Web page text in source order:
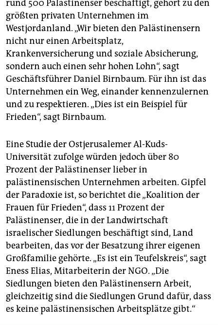
rund 500 Palästinenser beschäftigt, gehört zu den
größten privaten Unternehmen im
Westjordanland. „Wir bieten den Palästinensern
nicht nur einen Arbeitsplatz,
Krankenversicherung und soziale Absicherung,
sondern auch einen sehr hohen Lohn“, sagt
Geschäftsführer Daniel Birnbaum. Für ihn ist das
Unternehmen ein Weg, einander kennenzulernen
und zu respektieren. „Dies ist ein Beispiel für
Frieden“, sagt Birnbaum.
Eine Studie der Ostjerusalemer Al-Kuds-
Universität zufolge würden jedoch über 80
Prozent der Palästinenser lieber in
palästinensischen Unternehmen arbeiten. Gipfel
der Paradoxie ist, so berichtet die „Koalition der
Frauen für Frieden“, dass 11 Prozent der
Palästinenser, die in der Landwirtschaft
israelischer Siedlungen beschäftigt sind, Land
bearbeiten, das vor der Besatzung ihrer eigenen
Großfamilie gehörte. „Es ist ein Teufelskreis“, sagt
Eness Elias, Mitarbeiterin der NGO. „Die
Siedlungen bieten den Palästinensern Arbeit,
gleichzeitig sind die Siedlungen Grund dafür, dass
es keine palästinensischen Arbeitsplätze gibt.“